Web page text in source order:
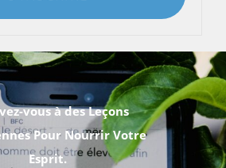
vous à des Leçons
Pour Nourrir Votre
Esprit.